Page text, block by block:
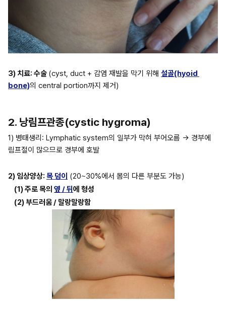
3) 치료: 수술 (cyst, duct + 감염 재발을 막기 위해 설골(hyoid
bone)의 central portion까지 제거)
2. 낭림프관종(cystic hygroma)
1) 병태생리: Lymphatic system의 일부가 막혀 부어오름 → 경부에
림프절이 많으므로 경부에 호발
2) 임상양상: 목 덩이 (20~30%에서 몸의 다른 부분도 가능)
(1) 주로 목의 옆 / 뒤 에 형성
(2) 부드러움 / 말랑말랑함